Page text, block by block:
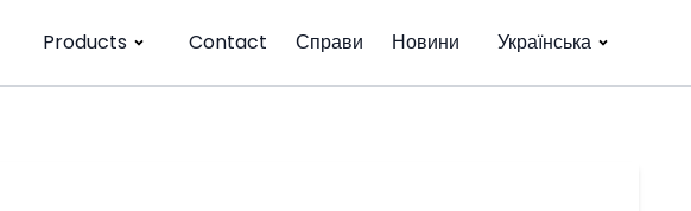
Products Contact Справи Новини Українська